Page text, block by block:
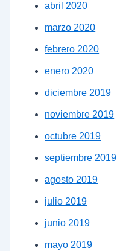
abril 2020
marzo 2020
febrero 2020
enero 2020
diciembre 2019
noviembre 2019
octubre 2019
septiembre 2019
agosto 2019
julio 2019
junio 2019
mayo 2019